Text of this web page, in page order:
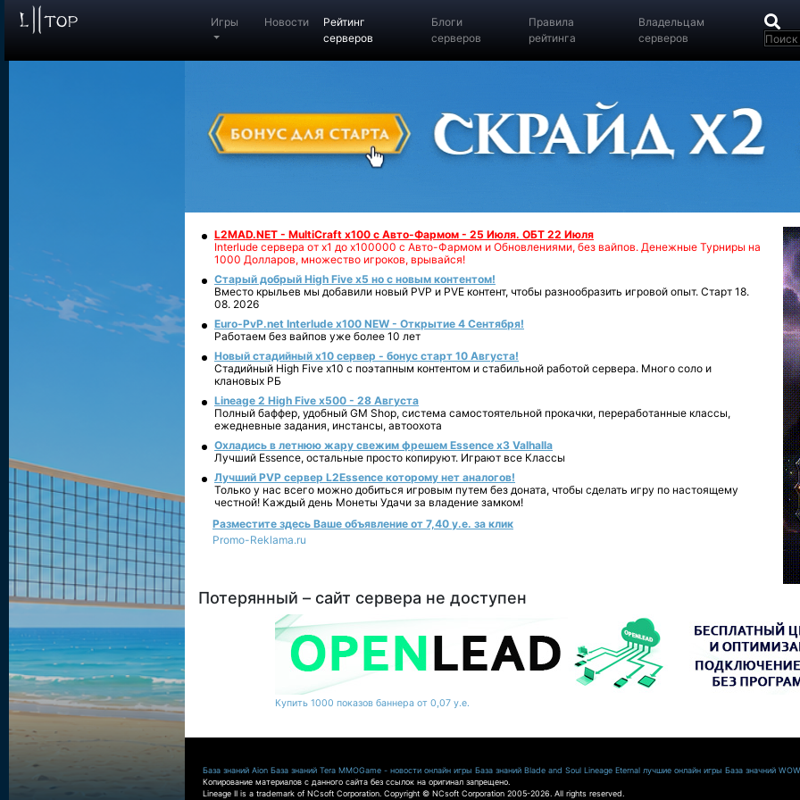
Игры Новости
Рейтинг
серверов
Блоги
серверов
Правила
рейтинга
Владельцам
серверов
L2MAD.NET - MultiCraft x100 с Авто-Фармом - 25 Июля. ОБТ 22 Июля
Interlude сервера от х1 до х100000 с Авто-Фармом и Обновлениями, без вайпов. Денежные Турниры на
1000 Долларов, множество игроков, врывайся!
Старый добрый High Five x5 но с новым контентом!
Вместо крыльев мы добавили новый PVP и PVE контент, чтобы разнообразить игровой опыт. Старт 18.
08. 2026
Euro-PvP.net Interlude х100 NEW - Открытие 4 Сентября!
Работаем без вайпов уже более 10 лет
Новый стадийный х10 сервер - бонус старт 10 Августа!
Стадийный High Five x10 с поэтапным контентом и стабильной работой сервера. Много соло и
клановых РБ
Lineage 2 High Five x500 - 28 Августа
Полный баффер, удобный GM Shop, система самостоятельной прокачки, переработанные классы,
ежедневные задания, инстансы, автоохота
Охладись в летнюю жару свежим фрешем Essence x3 Valhalla
Лучший Essence, остальные просто копируют. Играют все Классы
Лучший PVP сервер L2Essence которому нет аналогов!
Только у нас всего можно добиться игровым путем без доната, чтобы сделать игру по настоящему
честной! Каждый день Монеты Удачи за владение замком!
Разместите здесь Ваше объявление от 7,40 у.е. за клик
Promo-Reklama.ru
Потерянный – сайт сервера не доступен
Купить 1000 показов баннера от 0,07 у.е.
База знаний Aion База знаний Tera MMOGame - новости онлайн игры База знаний Blade and Soul Lineage Eternal лучшие онлайн игры База значний WOW
Копирование материалов с данного сайта без ссылок на оригинал запрещено.
Lineage II is a trademark of NCsoft Corporation. Copyright © NCsoft Corporation 2005-2026. All rights reserved.